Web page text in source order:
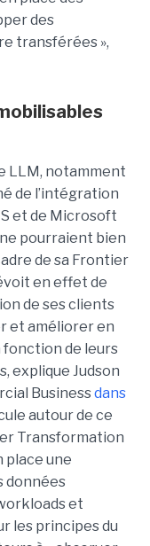
des
transférées »,
LLM, notamment
de l’intégration
et de Microsoft
pourraient bien
de sa Frontier
en effet de
de ses clients
et améliorer en
fonction de leurs
explique Judson
Businessdans
autour de ce
Transformation
place une
données
et
les principes du